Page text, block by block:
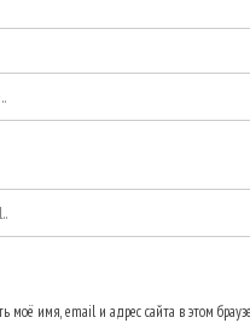
моё имя, email и адрес сайта в этом